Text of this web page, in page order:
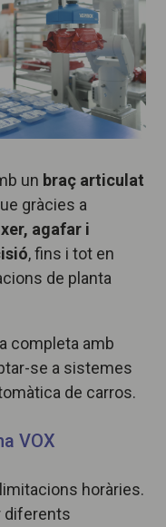
un braç articulat
gràcies a
agafar i
, fins i tot en
de planta
completa amb
se a sistemes
de carros.
VOX
horàries.
diferents